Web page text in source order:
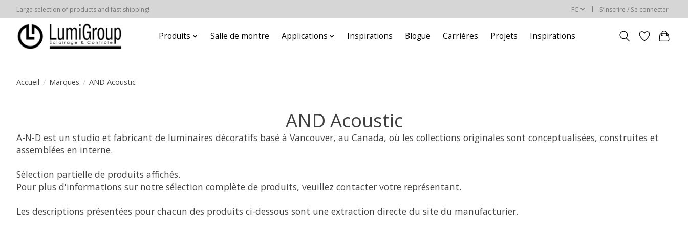
Large selection of products and fast shipping! FC S’inscrire / Se connecter
Produits Salle de montre Applications Inspirations Blogue Carrières Projets Inspirations
Accueil / Marques / AND Acoustic
AND Acoustic
A-N-D est un studio et fabricant de luminaires décoratifs basé à Vancouver, au Canada, où les collections originales sont conceptualisées, construites et
assemblées en interne.
Sélection partielle de produits affichés.
Pour plus d'informations sur notre sélection complète de produits, veuillez contacter votre représentant.
Les descriptions présentées pour chacun des produits ci-dessous sont une extraction directe du site du manufacturier.